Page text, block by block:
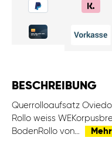
BESCHREIBUNG
Querrolloaufsatz
Rollo weiss
BodenRollo von…
Mehr